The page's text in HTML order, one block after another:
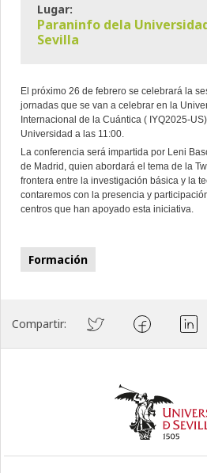
Lugar:
Paraninfo dela
Sevilla
El próximo 26 de febrero se celebrará la
jornadas que se van a celebrar en la
Internacional de la Cuántica ( IYQ2025-
Universidad a las 11:00.
La conferencia será impartida por Leni
de Madrid, quien abordará el tema de la
frontera entre la investigación básica y la
contaremos con la presencia y
centros que han apoyado esta iniciativa.
Formación
Compartir: